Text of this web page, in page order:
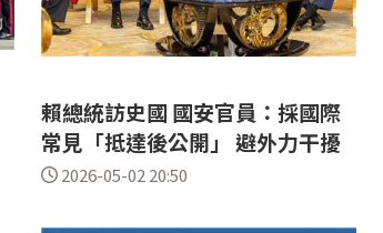
賴總統訪史國 國安官員：採國際
常見「抵達後公開」 避外力干擾
2026-05-02 20:50